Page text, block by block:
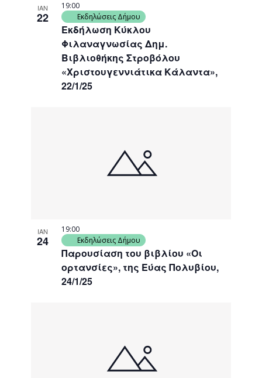
ΙΑΝ
22
Εκδήλωση Κύκλου
Φιλαναγνωσίας Δημ.
Βιβλιοθήκης Στροβόλου
«Χριστουγεννιάτικα Κάλαντα»,
22/1/25
19:00
Εκδηλώσεις Δήμου
ΙΑΝ
24
Παρουσίαση του βιβλίου «Οι
ορτανσίες», της Εύας Πολυβίου,
24/1/25
19:00
Εκδηλώσεις Δήμου